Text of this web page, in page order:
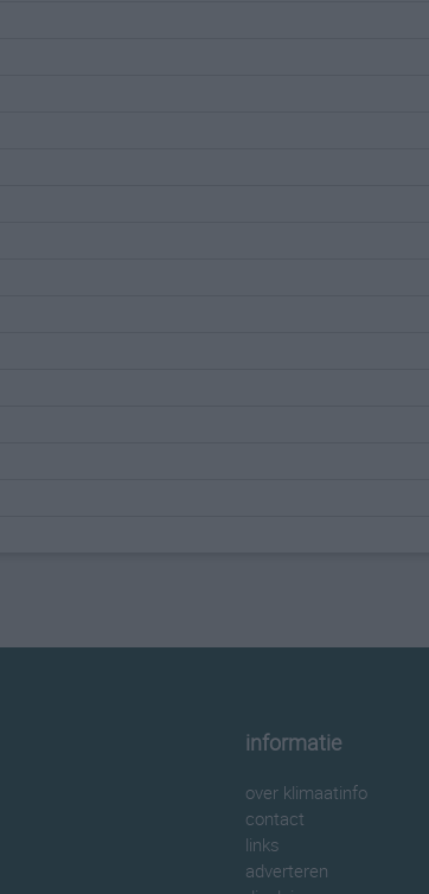
informatie
over klimaatinfo
contact
links
adverteren